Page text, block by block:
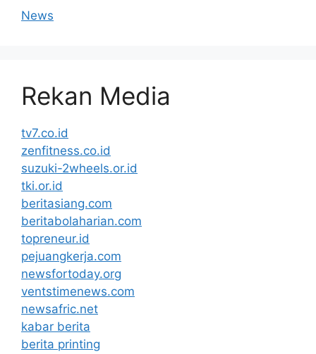
News
Rekan Media
tv7.co.id
zenfitness.co.id
suzuki-2wheels.or.id
tki.or.id
beritasiang.com
beritabolaharian.com
topreneur.id
pejuangkerja.com
newsfortoday.org
ventstimenews.com
newsafric.net
kabar berita
berita printing